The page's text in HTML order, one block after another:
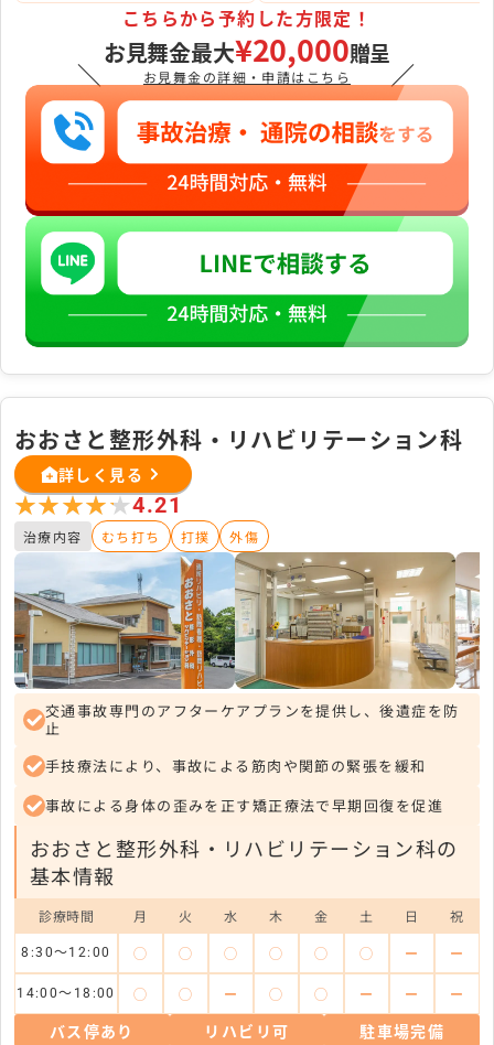
＼
こちらから予約した方限定！
お見舞金最大¥20,000贈呈
お見舞金の詳細・申請はこちら ／
おおさと整形外科・リハビリテーション科
詳しく見る
★★★★★
★★★★★4.21
治療内容 むち打ち 打撲 外傷
交通事故専門のアフターケアプランを提供し、後遺症を防
止
手技療法により、事故による筋肉や関節の緊張を緩和
事故による身体の歪みを正す矯正療法で早期回復を促進
おおさと整形外科・リハビリテーション科の
基本情報
診療時間 月 火 水 木 金 土 日 祝
8:30～12:00 ◯ ◯ ◯ ◯ ◯ ◯ ー ー
14:00～18:00 ◯ ◯ ー ◯ ◯ ー ー ー
バス停あり リハビリ可
駐車場完備